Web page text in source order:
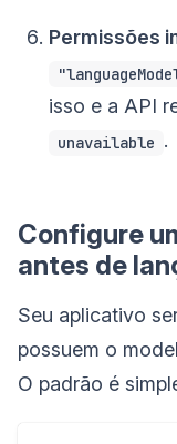
Permissões
isso e a API
unavailable .
Configure
antes de
Seu aplicativo
possuem o
O padrão é